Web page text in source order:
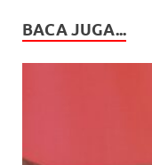
BACA JUGA...